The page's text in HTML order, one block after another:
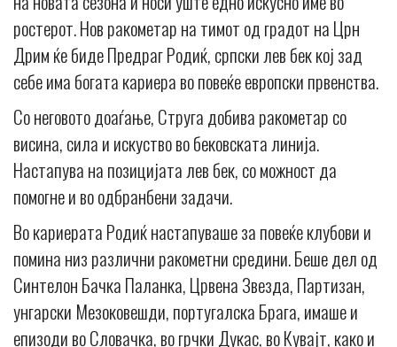
ростерот. Нов ракометар на тимот од градот на Црн
Дрим ќе биде Предраг Родиќ, српски лев бек кој зад
себе има богата кариера во повеќе европски првенства.
Со неговото доаѓање, Струга добива ракометар со
висина, сила и искуство во бековската линија.
Настапува на позицијата лев бек, со можност да
помогне и во одбранбени задачи.
Во кариерата Родиќ настапуваше за повеќе клубови и
помина низ различни ракометни средини. Беше дел од
Синтелон Бачка Паланка, Црвена Звезда, Партизан,
унгарски Мезоковешди, португалска Брага, имаше и
епизоди во Словачка, во грчки Дукас, во Кувајт, како и